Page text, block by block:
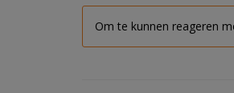
Om te kunnen reageren